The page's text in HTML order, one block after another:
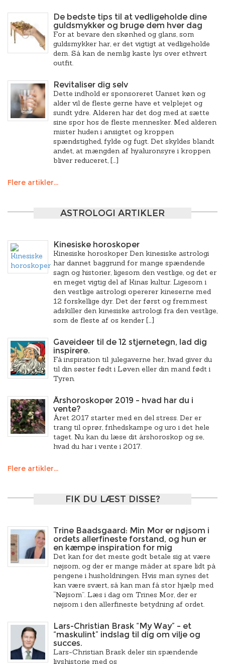
De bedste tips til at vedligeholde dine
guldsmykker og bruge dem hver dag
For at bevare den skønhed og glans, som
guldsmykker har, er det vigtigt at vedligeholde
dem. Så kan de nemlig kaste lys over ethvert
outfit.
Revitaliser dig selv
Dette indhold er sponsoreret Uanset køn og
alder vil de fleste gerne have et velplejet og
sundt ydre. Alderen har det dog med at sætte
sine spor hos de fleste mennesker. Med alderen
mister huden i ansigtet og kroppen
spændstighed, fylde og fugt. Det skyldes blandt
andet, at mængden af hyaluronsyre i kroppen
bliver reduceret, […]
Flere artikler...
ASTROLOGI ARTIKLER
Kinesiske horoskoper
Kinesiske horoskoper Den kinesiske astrologi
har dannet baggrund for mange spændende
sagn og historier, ligesom den vestlige, og det er
en meget vigtig del af Kinas kultur. Ligesom i
den vestlige astrologi opererer kineserne med
12 forskellige dyr. Det der først og fremmest
adskiller den kinesiske astrologi fra den vestlige,
som de fleste af os kender […]
Gaveideer til de 12 stjernetegn, lad dig
inspirere.
Få inspiration til julegaverne her, hvad giver du
til din søster født i Løven eller din mand født i
Tyren.
Årshoroskoper 2019 – hvad har du i
vente?
Året 2017 starter med en del stress. Der er
trang til oprør, frihedskampe og uro i det hele
taget. Nu kan du læse dit årshoroskop og se,
hvad du har i vente i 2017.
Flere artikler...
FIK DU LÆST DISSE?
Trine Baadsgaard: Min Mor er nøjsom i
ordets allerfineste forstand, og hun er
en kæmpe inspiration for mig
Det kan for det meste godt betale sig at være
nøjsom, og der er mange måder at spare lidt på
pengene i husholdningen. Hvis man synes det
kan være svært, så kan man få stor hjælp med
“Nøjsom”. Læs i dag om Trines Mor, der er
nøjsom i den allerfineste betydning af ordet.
Lars-Christian Brask “My Way” – et
“maskulint” indslag til dig om vilje og
succes.
Lars-Christian Brask deler sin spændende
livshistorie med os